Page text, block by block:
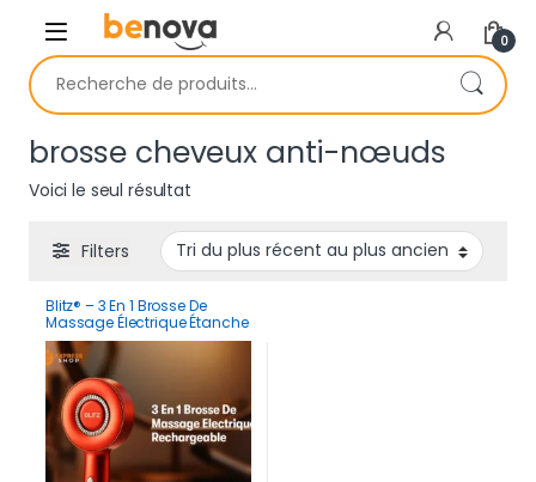
Skip to navigation
Skip to content
0
Recherche pour :
brosse cheveux anti-nœuds
Voici le seul résultat
Filters
Blitz® – 3 En 1 Brosse De
Massage Électrique Étanche
Et Rechargeable Pour
Relaxation Et Croissance
Des Cheveux